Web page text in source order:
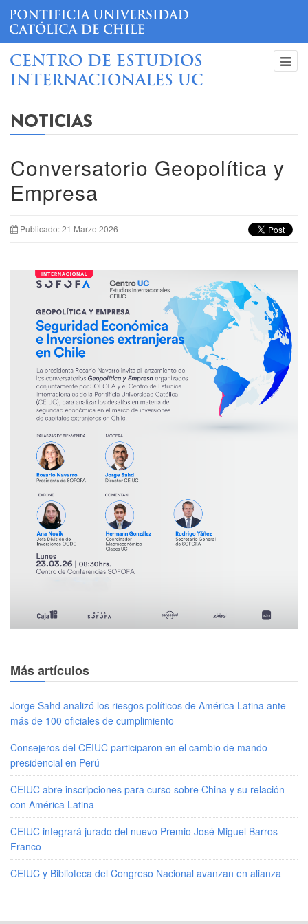
CENTRO DE ESTUDIOS
INTERNACIONALES UC
NOTICIAS
Conversatorio Geopolítica y
Empresa
Publicado: 21 Marzo 2026
Más artículos
Jorge Sahd analizó los riesgos políticos de América Latina ante
más de 100 oficiales de cumplimiento
Consejeros del CEIUC participaron en el cambio de mando
presidencial en Perú
CEIUC abre inscripciones para curso sobre China y su relación
con América Latina
CEIUC integrará jurado del nuevo Premio José Miguel Barros
Franco
CEIUC y Biblioteca del Congreso Nacional avanzan en alianza